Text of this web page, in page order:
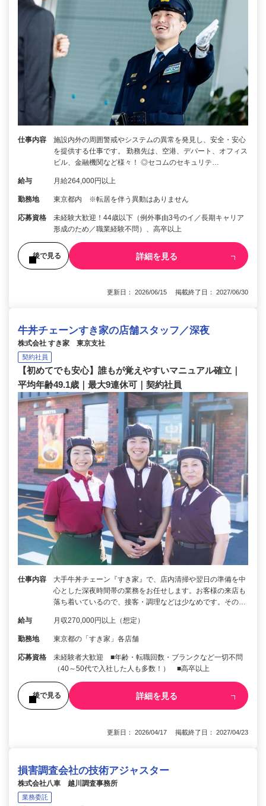
仕事内容
施設内外の周囲警戒やシステムの異常を発見し、安全・安心
を提供する仕事です。 勤務先は、空港、デパート、オフィス
ビル、金融機関など様々！ ◎セコムのセキュリテ…
給与 月給264,000円以上
勤務地 東京都内 ※転居を伴う異動はありません
応募資格
未経験大歓迎！44歳以下（例外事由3号のイ／長期キャリア
形成のため／職業経験不問）、高卒以上
後で見る 詳細を見る
更新日： 2026/06/15 掲載終了日： 2027/06/30
牛丼チェーンすき家の店舗スタッフ／深夜
株式会社 すき家 東京支社
契約社員
【初めてでも安心】誰もが覚えやすいマニュアル確立｜
平均年齢49.1歳｜最大9連休可｜契約社員
仕事内容
大手牛丼チェーン『すき家』で、店内清掃や翌日の準備を中
心とした深夜時間帯の業務をお任せします。お客様の来店も
落ち着いているので、接客・調理などは少なめです。その…
給与 月収270,000円以上（想定）
勤務地 東京都の「すき家」各店舗
応募資格
未経験者大歓迎 ■年齢・転職回数・ブランクなど一切不問
（40～50代で入社した人も多数！） ■高卒以上
後で見る 詳細を見る
更新日： 2026/04/17 掲載終了日： 2027/04/23
損害調査会社の技術アジャスター
株式会社八車 越川調査事務所
業務委託